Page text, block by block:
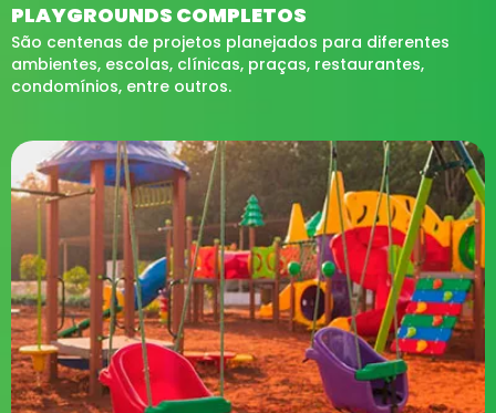
PLAYGROUNDS COMPLETOS
São centenas de projetos planejados para diferentes
ambientes, escolas, clínicas, praças, restaurantes,
condomínios, entre outros.